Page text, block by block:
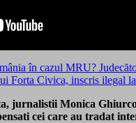
în cazul MRU?
Forta Civica, inscris ilegal la
jurnalistii Monica
cei care au tradat